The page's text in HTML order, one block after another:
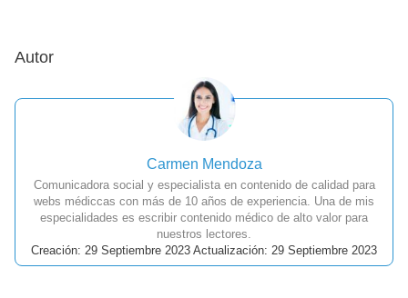
Autor
Carmen Mendoza
Comunicadora social y especialista en contenido de calidad para
webs médiccas con más de 10 años de experiencia. Una de mis
especialidades es escribir contenido médico de alto valor para
nuestros lectores.
Creación: 29 Septiembre 2023 Actualización: 29 Septiembre 2023